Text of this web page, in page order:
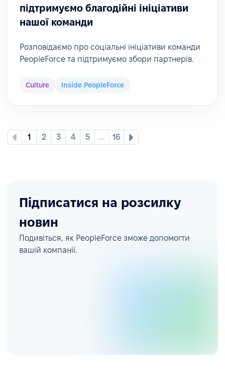
підтримуємо благодійні ініціативи
нашої команди
Розповідаємо про соціальні ініціативи команди
PeopleForce та підтримуємо збори партнерів.
Culture Inside PeopleForce
1 2 3 4 5 ... 16
Підписатися на розсилку
новин
Подивіться, як PeopleForce зможе допомогти
вашій компанії.